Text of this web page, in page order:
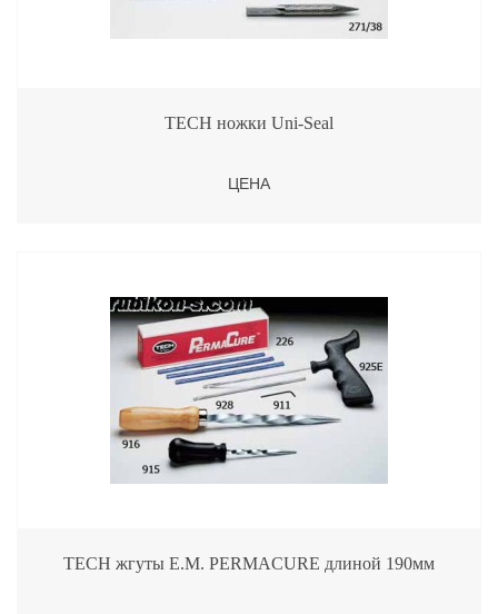
TECH ножки Uni-Seal
ЦЕНА
TECH жгуты Е.М. PERMACURE длиной 190мм